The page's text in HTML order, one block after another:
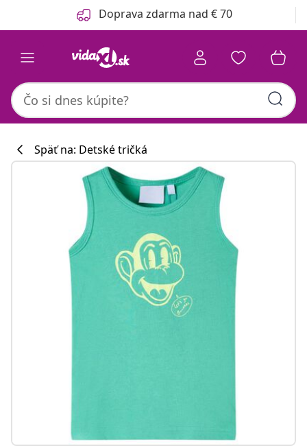
Predchádzajúce Doprava zdarma nad € 70
Späť na: Detské tričká